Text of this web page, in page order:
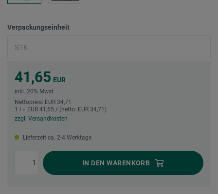
Verpackungseinheit
41,65 EUR
inkl. 20% Mwst
Nettopreis: EUR 34,71
1 l = EUR 41,65 / (netto: EUR 34,71)
zzgl. Versandkosten
Lieferzeit ca. 2-4 Werktage
IN DEN WARENKORB